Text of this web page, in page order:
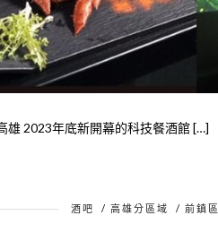
雄 2023年底新開幕的科技餐酒館 […]
酒吧 / 高雄分區域 / 前鎮區